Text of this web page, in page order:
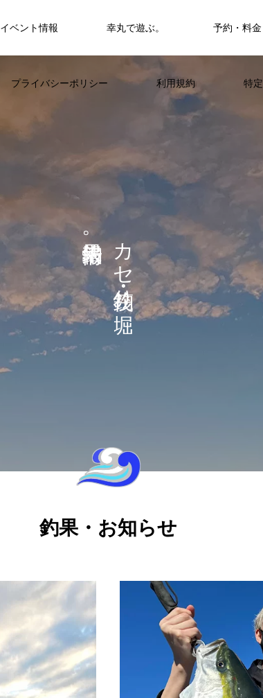
イベント情報 幸丸で遊ぶ。 予約・料
プライバシーポリシー 利用規約 特
山に囲まれた浦ノ内湾 大自然の中釣り
に没頭できます。
準
黒鯛を狙おう！
カ
セ
り
。
釣果・お知らせ